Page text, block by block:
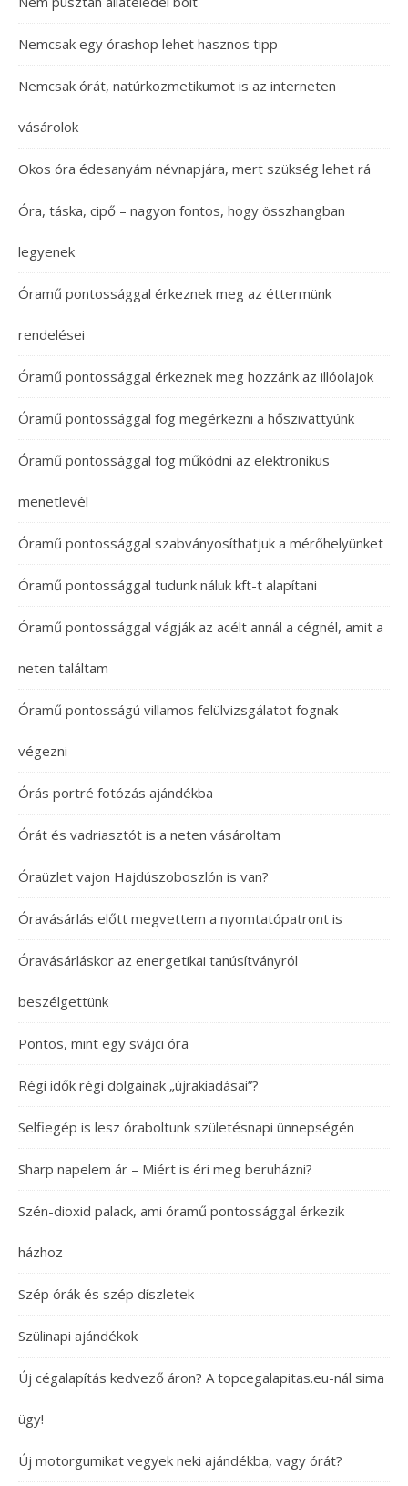
Nemcsak egy órashop lehet hasznos tipp
Nemcsak órát, natúrkozmetikumot is az interneten
vásárolok
Okos óra édesanyám névnapjára, mert szükség lehet rá
Óra, táska, cipő – nagyon fontos, hogy összhangban
legyenek
Óramű pontossággal érkeznek meg az éttermünk
rendelései
Óramű pontossággal érkeznek meg hozzánk az illóolajok
Óramű pontossággal fog megérkezni a hőszivattyúnk
Óramű pontossággal fog működni az elektronikus
menetlevél
Óramű pontossággal szabványosíthatjuk a mérőhelyünket
Óramű pontossággal tudunk náluk kft-t alapítani
Óramű pontossággal vágják az acélt annál a cégnél, amit a
neten találtam
Óramű pontosságú villamos felülvizsgálatot fognak
végezni
Órás portré fotózás ajándékba
Órát és vadriasztót is a neten vásároltam
Óraüzlet vajon Hajdúszoboszlón is van?
Óravásárlás előtt megvettem a nyomtatópatront is
Óravásárláskor az energetikai tanúsítványról
beszélgettünk
Pontos, mint egy svájci óra
Régi idők régi dolgainak „újrakiadásai”?
Selfiegép is lesz óraboltunk születésnapi ünnepségén
Sharp napelem ár – Miért is éri meg beruházni?
Szén-dioxid palack, ami óramű pontossággal érkezik
házhoz
Szép órák és szép díszletek
Szülinapi ajándékok
Új cégalapítás kedvező áron? A topcegalapitas.eu-nál sima
ügy!
Új motorgumikat vegyek neki ajándékba, vagy órát?